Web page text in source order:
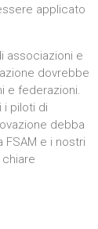
applicato
associazioni e
dovrebbe
e federazioni.
i piloti di
debba
e i nostri